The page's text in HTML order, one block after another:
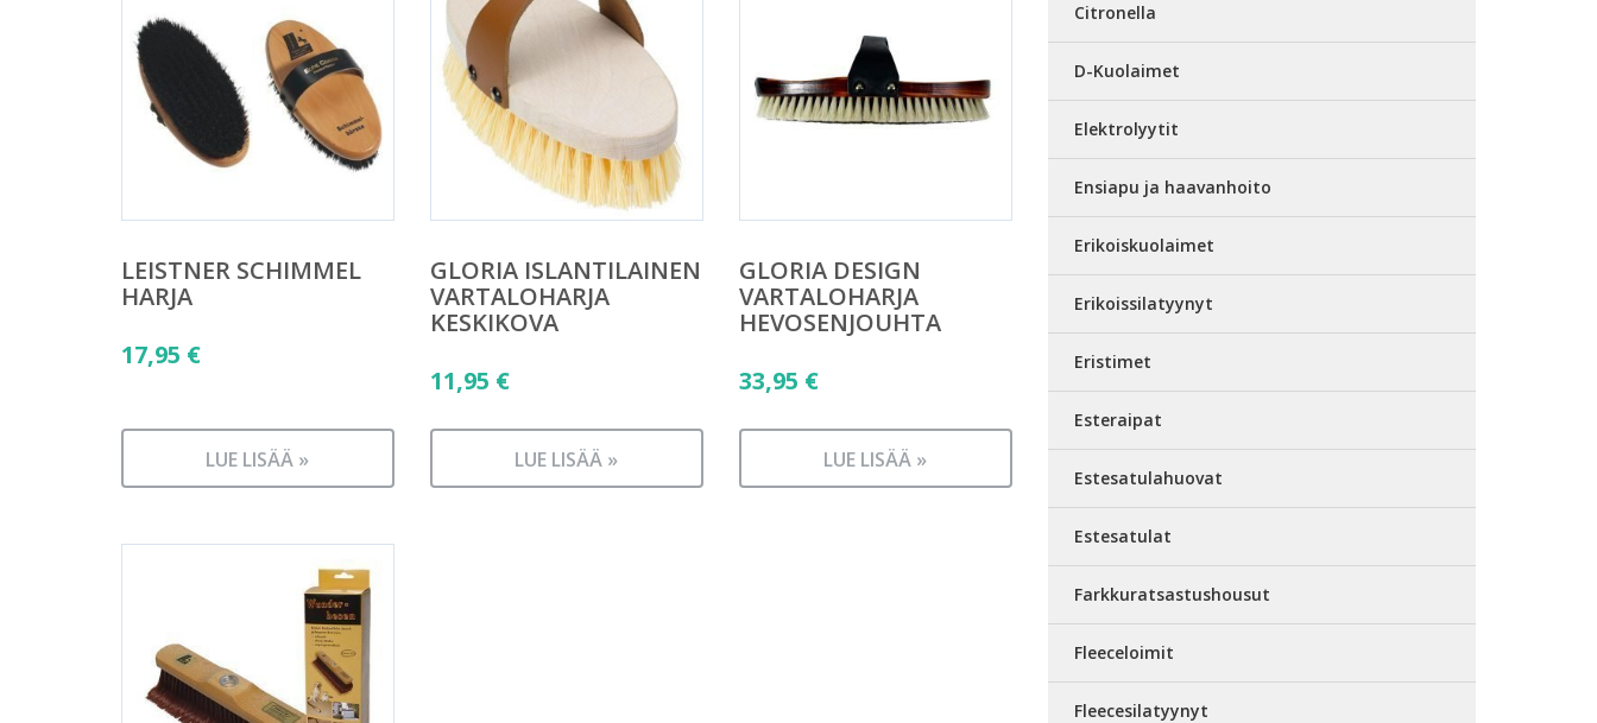
LEISTNER SCHIMMEL
HARJA
17,95 €
LUE LISÄÄ »
GLORIA ISLANTILAINEN
VARTALOHARJA
KESKIKOVA
11,95 €
LUE LISÄÄ »
GLORIA DESIGN
VARTALOHARJA
HEVOSENJOUHTA
33,95 €
LUE LISÄÄ »
Citronella
D-Kuolaimet
Elektrolyytit
Ensiapu ja haavanhoito
Erikoiskuolaimet
Erikoissilatyynyt
Eristimet
Esteraipat
Estesatulahuovat
Estesatulat
Farkkuratsastushousut
Fleeceloimit
Fleecesilatyynyt